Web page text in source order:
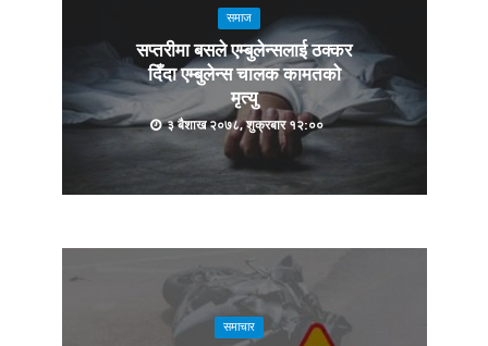
समाज
सप्तरीमा बसले एम्बुलेन्सलाई ठक्कर
दिँदा एम्बुलेन्स चालक कामतको
मृत्यु
३ बैशाख २०७८, शुक्रबार १२:००
समाचार